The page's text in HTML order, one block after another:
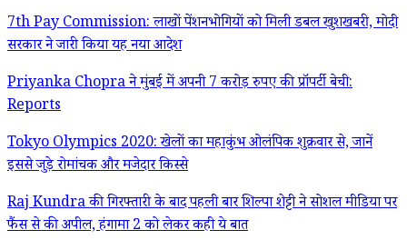
7th Pay Commission: लाखों पेंशनभोगियों को मिली डबल खुशखबरी, मोदी
सरकार ने जारी किया यह नया आदेश
Priyanka Chopra ने मुंबई में अपनी 7 करोड़ रुपए की प्रॉपर्टी बेची:
Reports
Tokyo Olympics 2020: खेलों का महाकुंभ ओलंपिक शुक्रवार से, जानें
इससे जुड़े रोमांचक और मजेदार किस्से
Raj Kundra की गिरफ्तारी के बाद पहली बार शिल्पा शेट्टी ने सोशल मीडिया पर
फैंस से की अपील, हंगामा 2 को लेकर कही ये बात